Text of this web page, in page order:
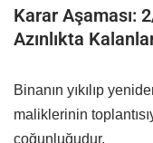
Karar Aşaması:
Azınlıkta
Binanın yıkılıp
maliklerinin
çoğunluğudur.